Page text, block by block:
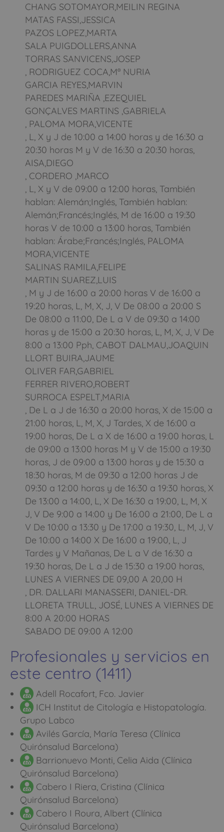
CHANG SOTOMAYOR,MEILIN REGINA
MATAS FASSI,JESSICA
PAZOS LOPEZ,MARTA
SALA PUIGDOLLERS,ANNA
TORRAS SANVICENS,JOSEP
, RODRIGUEZ COCA,Mª NURIA
GARCIA REYES,MARVIN
PAREDES MARIÑA ,EZEQUIEL
GONÇALVES MARTINS ,GABRIELA
, PALOMA MORA,VICENTE
, L, X y J de 10:00 a 14:00 horas y de 16:30 a
20:30 horas M y V de 16:30 a 20:30 horas,
AISA,DIEGO
, CORDERO ,MARCO
, L, X y V de 09:00 a 12:00 horas, También
hablan: Alemán;Inglés, También hablan:
Alemán;Francés;Inglés, M de 16:00 a 19:30
horas V de 10:00 a 13:00 horas, También
hablan: Árabe;Francés;Inglés, PALOMA
MORA,VICENTE
SALINAS RAMILA,FELIPE
MARTIN SUAREZ,LUIS
, M y J de 16:00 a 20:00 horas V de 16:00 a
19:20 horas, L, M, X, J, V De 08:00 a 20:00 S
De 08:00 a 11:00, De L a V de 09:30 a 14:00
horas y de 15:00 a 20:30 horas, L, M, X, J, V De
8:00 a 13:00 Pph, CABOT DALMAU,JOAQUIN
LLORT BUIRA,JAUME
OLIVER FAR,GABRIEL
FERRER RIVERO,ROBERT
SURROCA ESPELT,MARIA
, De L a J de 16:30 a 20:00 horas, X de 15:00 a
21:00 horas, L, M, X, J Tardes, X de 16:00 a
19:00 horas, De L a X de 16:00 a 19:00 horas, L
de 09:00 a 13:00 horas M y V de 15:00 a 19:30
horas, J de 09:00 a 13:00 horas y de 15:30 a
18:30 horas, M de 09:30 a 12:00 horas J de
09:30 a 12:00 horas y de 16:30 a 19:30 horas, X
De 13:00 a 14:00, L, X De 16:30 a 19:00, L, M, X
J, V De 9:00 a 14:00 y De 16:00 a 21:00, De L a
V De 10:00 a 13:30 y De 17:00 a 19:30, L, M, J, V
De 10:00 a 14:00 X De 16:00 a 19:00, L, J
Tardes y V Mañanas, De L a V de 16:30 a
19:30 horas, De L a J de 15:30 a 19:00 horas,
LUNES A VIERNES DE 09,00 A 20,00 H
, DR. DALLARI MANASSERI, DANIEL-DR.
LLORETA TRULL, JOSÉ, LUNES A VIERNES DE
8:00 A 20:00 HORAS
SABADO DE 09:00 A 12:00
Profesionales y servicios en
este centro (1411)
Adell Rocafort, Fco. Javier
ICH Institut de Citología e Histopatología.
Grupo Labco
Avilés García, María Teresa (Clínica
Quirónsalud Barcelona)
Barrionuevo Monti, Celia Aida (Clínica
Quirónsalud Barcelona)
Cabero I Riera, Cristina (Clínica
Quirónsalud Barcelona)
Cabero I Roura, Albert (Clínica
Quirónsalud Barcelona)